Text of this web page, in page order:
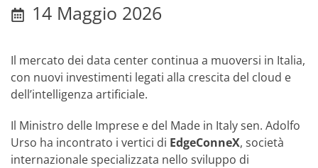
14 Maggio 2026
Il mercato dei data center continua a muoversi in Italia,
con nuovi investimenti legati alla crescita del cloud e
dell’intelligenza artificiale.
Il Ministro delle Imprese e del Made in Italy sen. Adolfo
Urso ha incontrato i vertici di EdgeConneX, società
internazionale specializzata nello sviluppo di